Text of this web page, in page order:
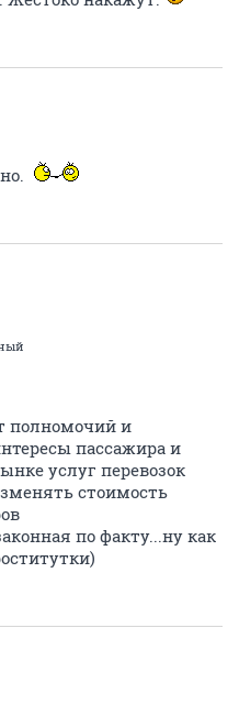
полномочий и
пассажира и
услуг перевозок
стоимость
по факту...ну как